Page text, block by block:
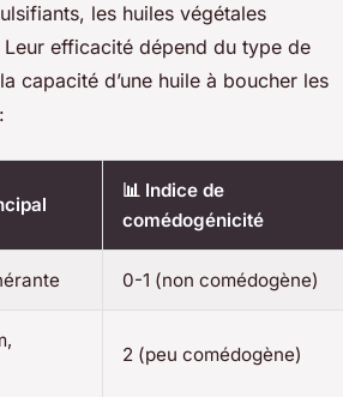
les huiles végétales
efficacité dépend du type de
capacité d’une huile à boucher les
📊 Indice de
comédogénicité
0-1 (non comédogène)
2 (peu comédogène)